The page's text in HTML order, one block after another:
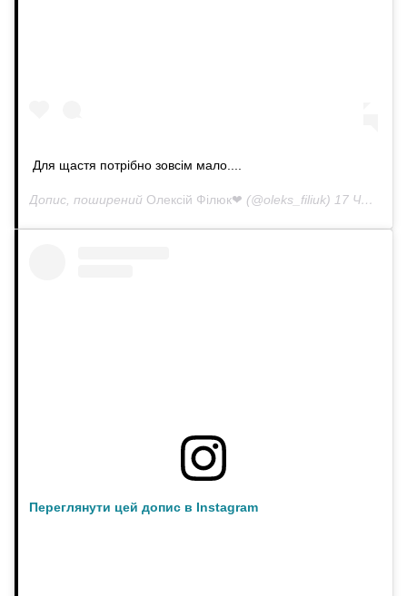
Для щастя потрібно зовсім мало....
Допис, поширений Олексій Філюк❤ (@oleks_filiuk) 17 Чер 2020 р. о 5:10 PDT
Переглянути цей допис в Instagram